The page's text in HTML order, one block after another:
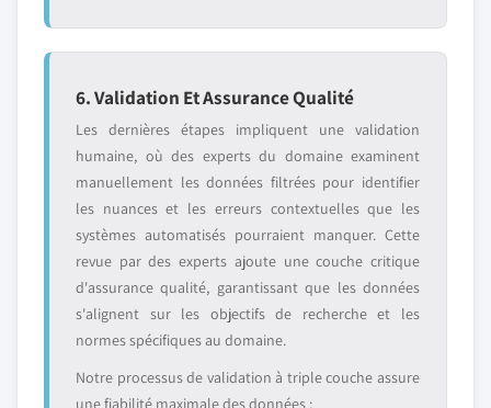
6. Validation Et Assurance Qualité
Les dernières étapes impliquent une validation
humaine, où des experts du domaine examinent
manuellement les données filtrées pour identifier
les nuances et les erreurs contextuelles que les
systèmes automatisés pourraient manquer. Cette
revue par des experts ajoute une couche critique
d'assurance qualité, garantissant que les données
s'alignent sur les objectifs de recherche et les
normes spécifiques au domaine.
Notre processus de validation à triple couche assure
une fiabilité maximale des données :